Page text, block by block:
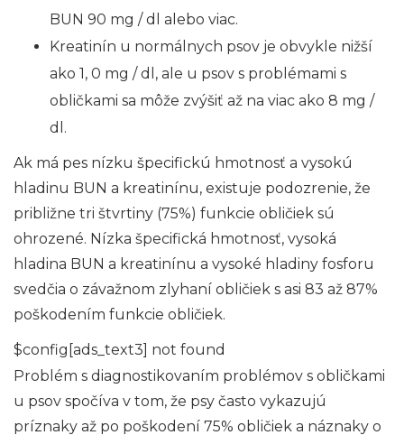
BUN 90 mg / dl alebo viac.
Kreatinín u normálnych psov je obvykle nižší
ako 1, 0 mg / dl, ale u psov s problémami s
obličkami sa môže zvýšiť až na viac ako 8 mg /
dl.
Ak má pes nízku špecifickú hmotnosť a vysokú
hladinu BUN a kreatinínu, existuje podozrenie, že
približne tri štvrtiny (75%) funkcie obličiek sú
ohrozené. Nízka špecifická hmotnosť, vysoká
hladina BUN a kreatinínu a vysoké hladiny fosforu
svedčia o závažnom zlyhaní obličiek s asi 83 až 87%
poškodením funkcie obličiek.
$config[ads_text3] not found
Problém s diagnostikovaním problémov s obličkami
u psov spočíva v tom, že psy často vykazujú
príznaky až po poškodení 75% obličiek a náznaky o